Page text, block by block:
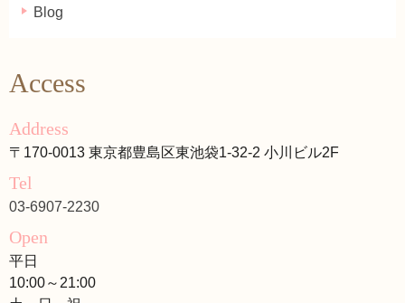
Blog
Access
Address
〒170-0013 東京都豊島区東池袋1-32-2 小川ビル2F
Tel
03-6907-2230
Open
平日
10:00～21:00